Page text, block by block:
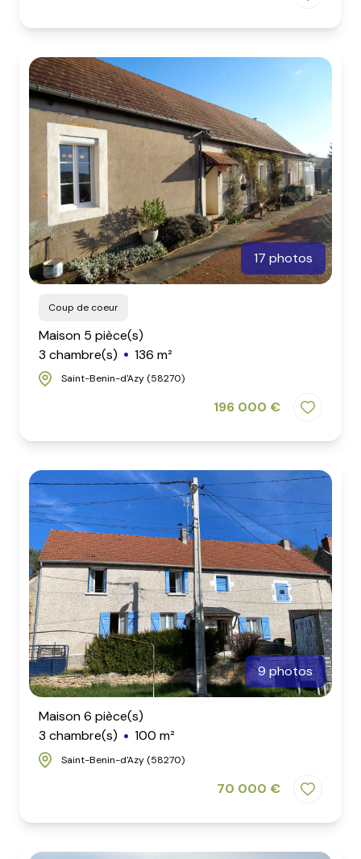
17 photos
Coup de coeur
Maison 5 pièce(s)
3 chambre(s)
136 m²
Saint-Benin-d'Azy (58270)
196 000 €
9 photos
Maison 6 pièce(s)
3 chambre(s)
100 m²
Saint-Benin-d'Azy (58270)
70 000 €